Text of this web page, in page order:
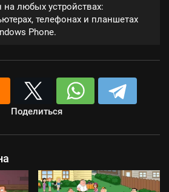
любых устройствах:
телефонах и планшетах
Phone.
Поделиться